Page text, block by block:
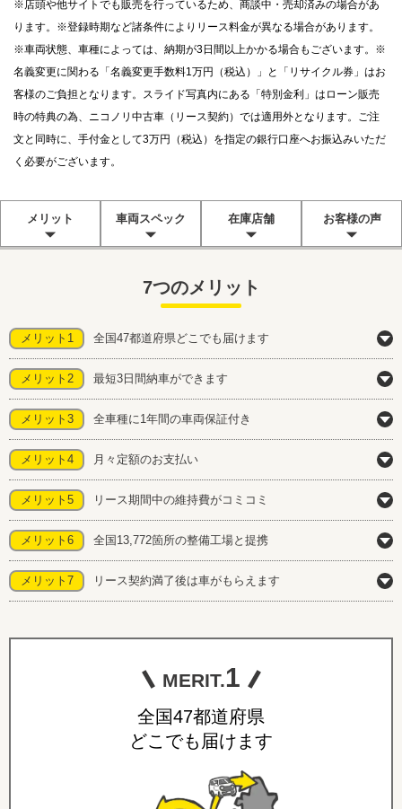
※店頭や他サイトでも販売を行っているため、商談中・売却済みの場合があ
ります。※登録時期など諸条件によりリース料金が異なる場合があります。
※車両状態、車種によっては、納期が3日間以上かかる場合もございます。※
名義変更に関わる「名義変更手数料1万円（税込）」と「リサイクル券」はお
客様のご負担となります。スライド写真内にある「特別金利」はローン販売
時の特典の為、ニコノリ中古車（リース契約）では適用外となります。ご注
文と同時に、手付金として3万円（税込）を指定の銀行口座へお振込みいただ
く必要がございます。
メリット 車両スペック 在庫店舗 お客様の声
7つのメリット
メリット1 全国47都道府県どこでも届けます
メリット2 最短3日間納車ができます
メリット3 全車種に1年間の車両保証付き
メリット4 月々定額のお支払い
メリット5 リース期間中の維持費がコミコミ
メリット6 全国13,772箇所の整備工場と提携
メリット7 リース契約満了後は車がもらえます
MERIT.1
全国47都道府県
どこでも届けます